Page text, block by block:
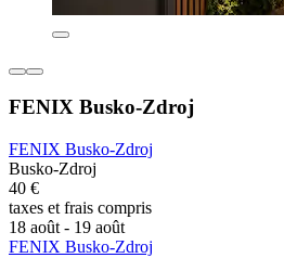
FENIX Busko-Zdroj
FENIX Busko-Zdroj
Busko-Zdroj
40 €
taxes et frais compris
18 août - 19 août
FENIX Busko-Zdroj